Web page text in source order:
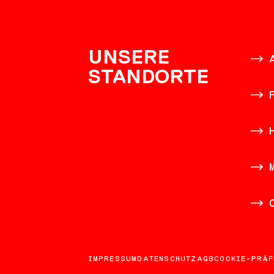
UNSERE
STANDORTE
IMPRESSUMDATENSCHUTZ AGBCOOKIE-